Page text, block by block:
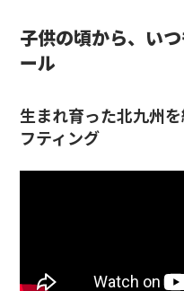
子供の頃から、 い
ール
生まれ育った北九州
フティング